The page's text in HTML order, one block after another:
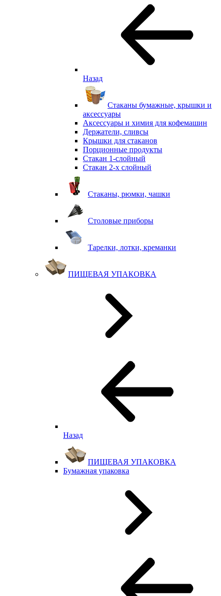
Назад
Стаканы бумажные, крышки и
аксессуары
Аксессуары и химия для кофемашин
Держатели, сливсы
Крышки для стаканов
Порционные продукты
Стакан 1-слойный
Стакан 2-х слойный
Стаканы, рюмки, чашки
Столовые приборы
Тарелки, лотки, креманки
ПИЩЕВАЯ УПАКОВКА
Назад
ПИЩЕВАЯ УПАКОВКА
Бумажная упаковка